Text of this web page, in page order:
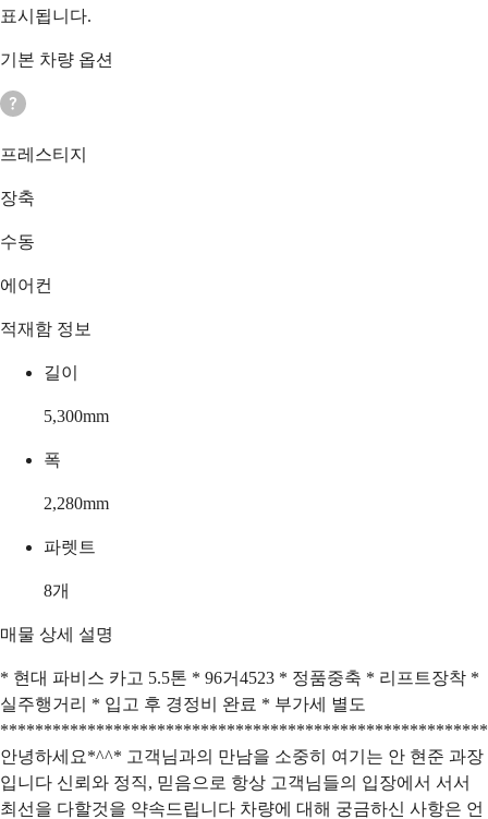
표시됩니다.
기본 차량 옵션
프레스티지
장축
수동
에어컨
적재함 정보
길이
5,300mm
폭
2,280mm
파렛트
8개
매물 상세 설명
* 현대 파비스 카고 5.5톤 * 96거4523 * 정품중축 * 리프트장착 *
실주행거리 * 입고 후 경정비 완료 * 부가세 별도
안녕하세요*^^* 고객님과의 만남을 소중히 여기는 안 현준 과장
입니다 신뢰와 정직, 믿음으로 항상 고객님들의 입장에서 서서
최선을 다할것을 약속드립니다 차량에 대해 궁금하신 사항은 언